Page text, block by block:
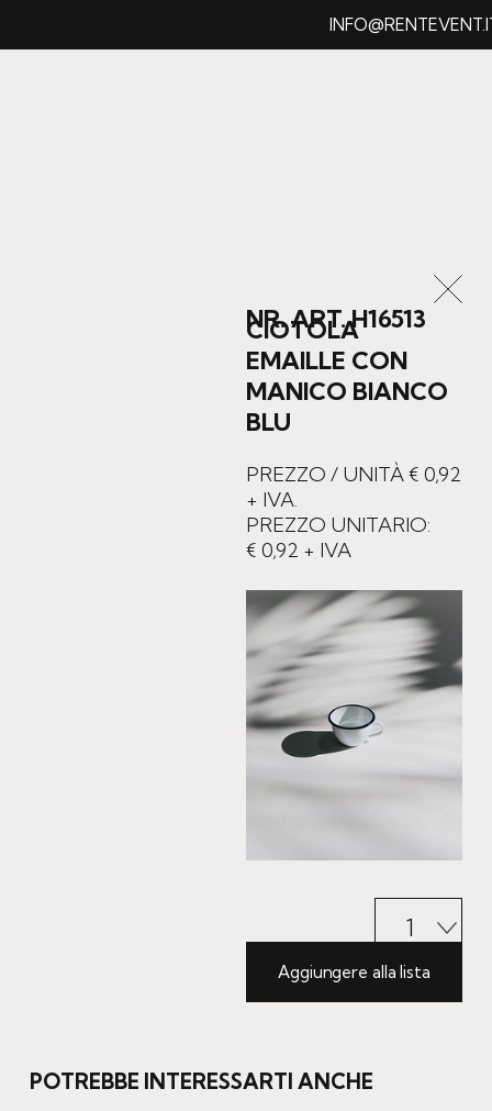
INFO@RENTEVENT.IT
NR. ART. H16513
CIOTOLA
EMAILLE CON
MANICO BIANCO
BLU
PREZZO / UNITÀ € 0,92
+ IVA.
PREZZO UNITARIO:
€ 0,92 + IVA
Aggiungere alla lista
POTREBBE INTERESSARTI ANCHE